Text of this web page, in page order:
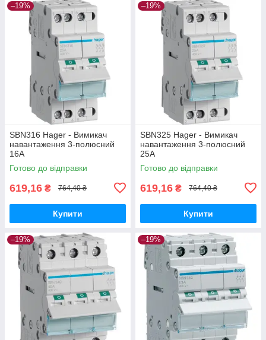
–19%
SBN316 Hager - Вимикач
навантаження 3-полюсний
16А
Готово до відправки
619,16 ₴ 764,40 ₴
Купити
–19%
SBN325 Hager - Вимикач
навантаження 3-полюсний
25А
Готово до відправки
619,16 ₴ 764,40 ₴
Купити
–19% –19%